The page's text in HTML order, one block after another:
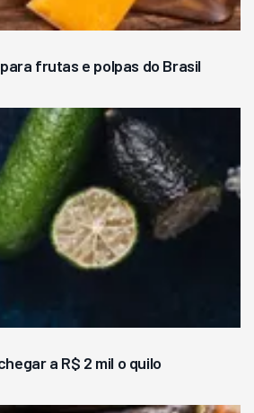
frutas e polpas do Brasil
a R$ 2 mil o quilo